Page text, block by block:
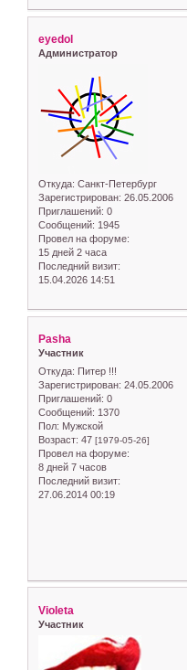
eyedol
Администратор
Откуда: Санкт-Петербург
Зарегистрирован: 26.05.2006
Приглашений: 0
Сообщений: 1945
Провел на форуме:
15 дней 2 часа
Последний визит:
15.04.2026 14:51
Pasha
Участник
Откуда: Питер !!!
Зарегистрирован: 24.05.2006
Приглашений: 0
Сообщений: 1370
Пол: Мужской
Возраст: 47 [1979-05-26]
Провел на форуме:
8 дней 7 часов
Последний визит:
27.06.2014 00:19
Violeta
Участник